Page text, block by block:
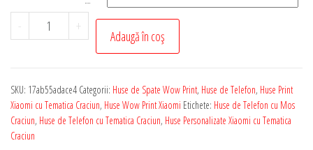
-
Cantitate
Husa
Personalizata
pentru
Orice
+
Adaugă în coș
SKU: 17ab55adace4 Categorii: Huse de Spate Wow Print, Huse de Telefon, Huse Print
Xiaomi cu Tematica Craciun, Huse Wow Print Xiaomi Etichete: Huse de Telefon cu Mos
Craciun, Huse de Telefon cu Tematica Craciun, Huse Personalizate Xiaomi cu Tematica
Craciun